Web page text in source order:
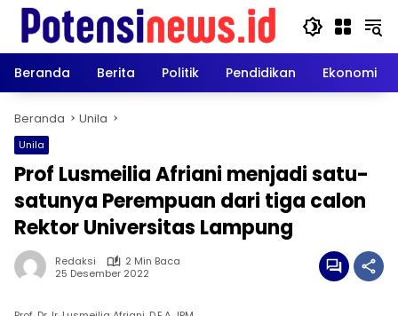
Langsung
konten
Beranda
Berita Politik Pendidikan Ekonomi
Beranda Unila
Unila
Prof Lusmeilia Afriani menjadi satu-
satunya Perempuan dari tiga calon
Rektor Universitas Lampung
Redaksi
2 Min Baca
25 Desember 2022